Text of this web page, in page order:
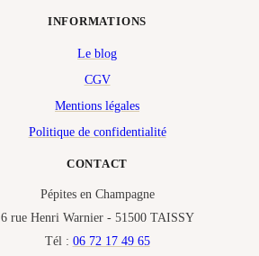
INFORMATIONS
Le blog
CGV
Mentions légales
Politique de confidentialité
CONTACT
Pépites en Champagne
6 rue Henri Warnier - 51500 TAISSY
Tél : 06 72 17 49 65